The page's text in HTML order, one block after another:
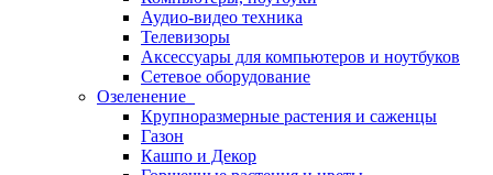
Аудио-видео техника
Телевизоры
Аксессуары для компьютеров и ноутбуков
Сетевое оборудование
Озеленение
Крупноразмерные растения и саженцы
Газон
Кашпо и Декор